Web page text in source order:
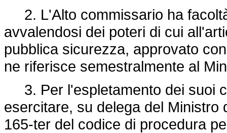
2. L'Alto commissario ha
avvalendosi dei poteri di cui
pubblica sicurezza, approvato
ne riferisce semestralmente al
3. Per l'espletamento dei suoi
esercitare, su delega del Ministro
165-ter del codice di procedura